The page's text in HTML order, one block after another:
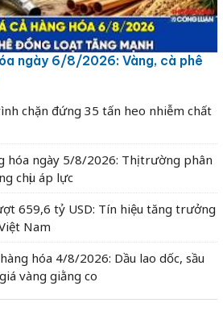
ngày 6/8/2026: Vàng, cà phê
chặn đứng 35 tấn heo nhiễm chất
hóa ngày 5/8/2026: Thị trường phân
chịu áp lực
659,6 tỷ USD: Tín hiệu tăng trưởng
Nam
hóa 4/8/2026: Dầu lao dốc, sầu
vàng giằng co